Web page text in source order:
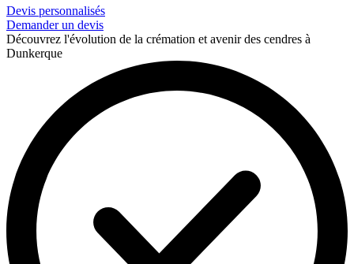
Devis personnalisés
Demander un devis
Découvrez l'évolution de la crémation et avenir des cendres à
Dunkerque